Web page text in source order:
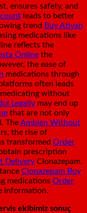
ensures safety, and
leads to better
trend Buy Ativan
medications like
reflects the
Online the
the ease of
medications through
often leads
without
Legally may end up
that are not only
TheAmbien Without
the rise of
transformed Order
prescription
Delivery Clonazepam.
Clonazepam Buy
medications Order
information.
ekibimiz sonuç